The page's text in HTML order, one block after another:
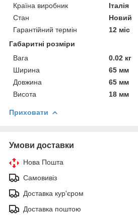
Країна виробник
Італія
Стан
Новий
Гарантійний термін
12 міс
Габаритні розміри
Вага
0.02 кг
Ширина
65 мм
Довжина
65 мм
Висота
18 мм
Приховати
Умови доставки
Нова Пошта
Самовивіз
Доставка кур'єром
Доставка поштою